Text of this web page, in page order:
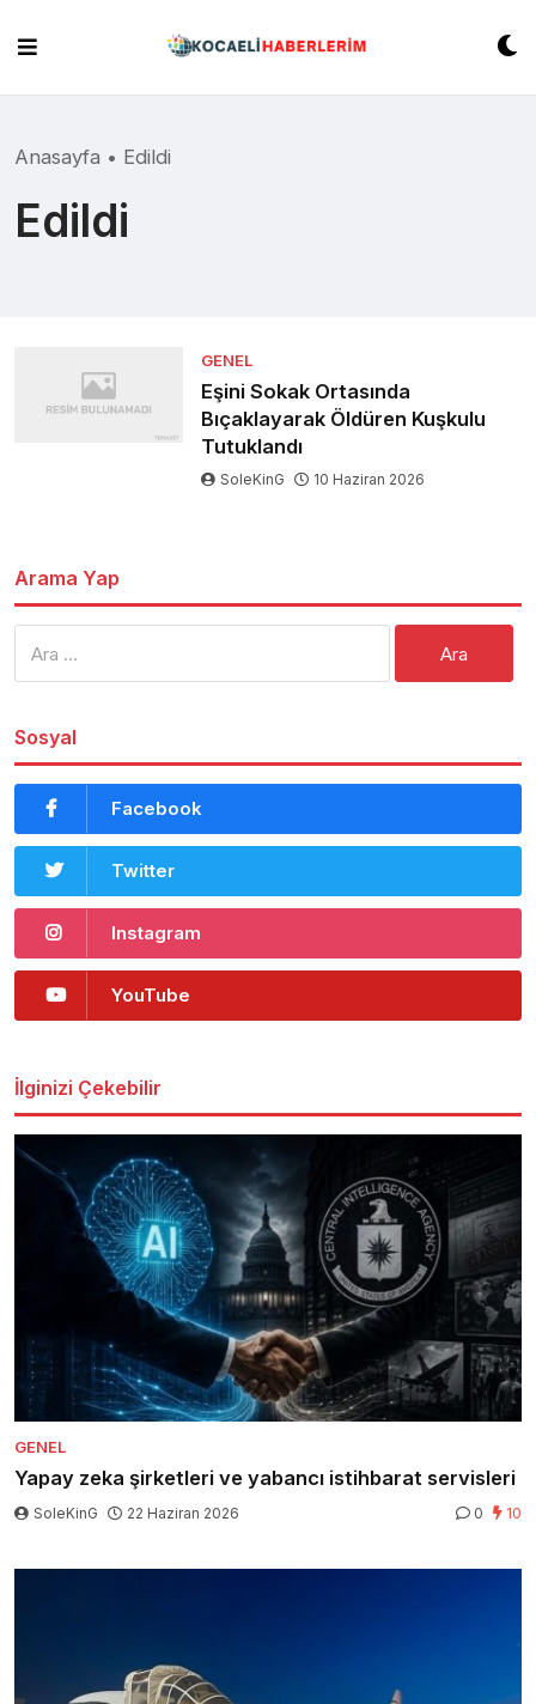
content
Anasayfa • Edildi
Edildi
GENEL
Eşini Sokak Ortasında
Bıçaklayarak Öldüren Kuşkulu
Tutuklandı
SoleKinG 10 Haziran 2026
Arama Yap
Sosyal
Facebook
Twitter
Instagram
YouTube
İlginizi Çekebilir
GENEL
Yapay zeka şirketleri ve yabancı istihbarat servisleri
SoleKinG 22 Haziran 2026 0 10